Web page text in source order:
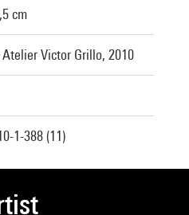
cm
Atelier Victor Grillo, 2010
1-388 (11)